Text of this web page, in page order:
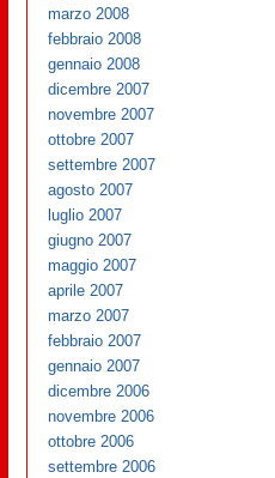
marzo 2008
febbraio 2008
gennaio 2008
dicembre 2007
novembre 2007
ottobre 2007
settembre 2007
agosto 2007
luglio 2007
giugno 2007
maggio 2007
aprile 2007
marzo 2007
febbraio 2007
gennaio 2007
dicembre 2006
novembre 2006
ottobre 2006
settembre 2006